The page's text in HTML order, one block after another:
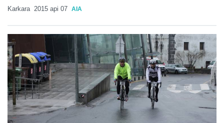
Karkara 2015 api 07 AIA